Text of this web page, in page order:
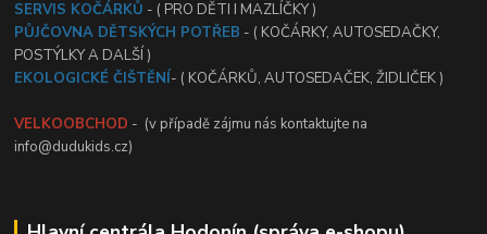
SERVIS KOČÁRKŮ - ( PRO DĚTI I MAZLÍČKY )
PŮJČOVNA DĚTSKÝCH POTŘEB - ( KOČÁRKY, AUTOSEDAČKY,
POSTÝLKY A DALŠÍ )
EKOLOGICKÉ ČIŠTĚNÍ- ( KOČÁRKŮ, AUTOSEDAČEK, ŽIDLIČEK )
VELKOOBCHOD - (v případě zájmu nás kontaktujte na
info@dudukids.cz)